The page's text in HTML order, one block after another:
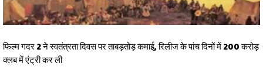
फिल्म गदर 2 ने स्वतंत्रता दिवस पर ताबड़तोड़ कमाई, रिलीज के पांच दिनों में 200 करोड़
क्लब में एंट्री कर ली